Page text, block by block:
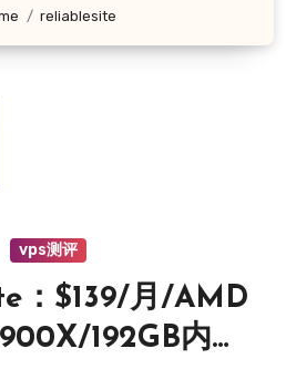
reliablesite
vps测评
：$139/月/AMD
192GB内